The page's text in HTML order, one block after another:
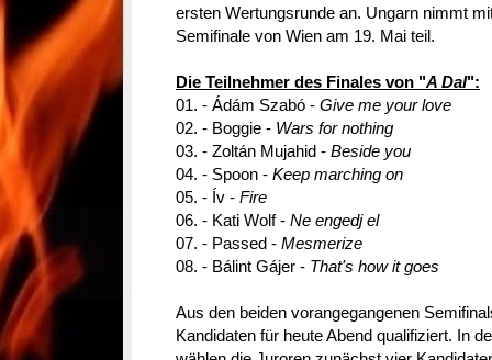
ersten Wertungsrunde an. Ungarn nimmt
Semifinale von Wien am 19. Mai teil.
Die Teilnehmer des Finales von "A Dal":
01. - Ádám Szabó - Give me your love
02. - Boggie - Wars for nothing
03. - Zoltán Mujahid - Beside you
04. - Spoon - Keep marching on
05. - Ív - Fire
06. - Kati Wolf - Ne engedj el
07. - Passed - Mesmerize
08. - Bálint Gájer - That's how it goes
Aus den beiden vorangegangenen
Kandidaten für heute Abend qualifiziert. In